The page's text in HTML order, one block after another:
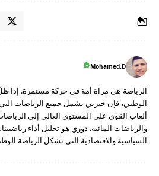
Mohamed.D
الرياضة هي مرآة أمة في حركة مستمرة. إذا
الوطني، فإن خبرتي تشمل جميع الرياضات
ألعاب القوى على المستوى العالي إلى الرياضات
والرياضات المائية. دوري هو تحليل أداء
السياسية والاقتصادية التي تشكل الرياضة